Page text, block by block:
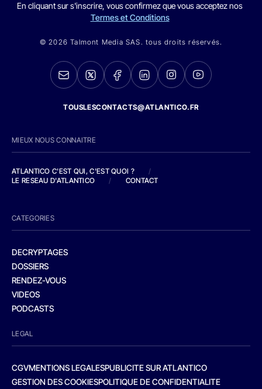
En cliquant sur s'inscrire, vous confirmez que vous acceptez nos
Termes et Conditions
© 2026 Talmont Media SAS. tous droits réservés.
TOUSLESCONTACTS@ATLANTICO.FR
MIEUX NOUS CONNAITRE
ATLANTICO C'EST QUI, C'EST QUOI ?
/
LE RESEAU D'ATLANTICO
/ CONTACT
CATEGORIES
DECRYPTAGES
DOSSIERS
RENDEZ-VOUS
VIDEOS
PODCASTS
LEGAL
CGVMENTIONS LEGALESPUBLICITE SUR ATLANTICO
GESTION DES COOKIESPOLITIQUE DE CONFIDENTIALITE